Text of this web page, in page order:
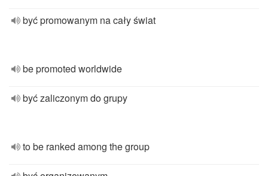
być promowanym na cały świat
be promoted worldwide
być zaliczonym do grupy
to be ranked among the group